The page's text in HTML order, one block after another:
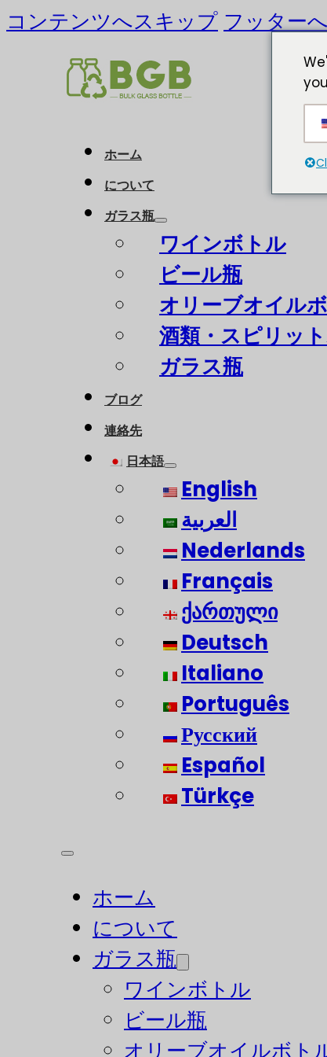
コンテンツへスキップ フッター
ホーム
について
ガラス瓶
ワインボトル
ビール瓶
オリーブオイル
酒類・スピリッ
ガラス瓶
ブログ
連絡先
日本語
English
العربية
Nederlands
Français
ქართული
Deutsch
Italiano
Português
Русский
Español
Türkçe
ホーム
について
ガラス瓶
ワインボトル
ビール瓶
オリーブオイルボト